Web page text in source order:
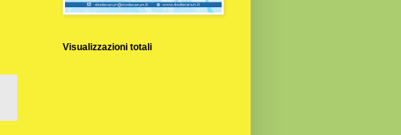
Visualizzazioni totali